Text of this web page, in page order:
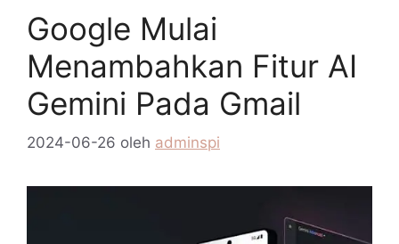
Google Mulai
Menambahkan Fitur AI
Gemini Pada Gmail
2024-06-26 oleh adminspi